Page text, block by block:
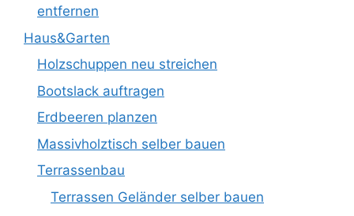
entfernen
Haus&Garten
Holzschuppen neu streichen
Bootslack auftragen
Erdbeeren planzen
Massivholztisch selber bauen
Terrassenbau
Terrassen Geländer selber bauen